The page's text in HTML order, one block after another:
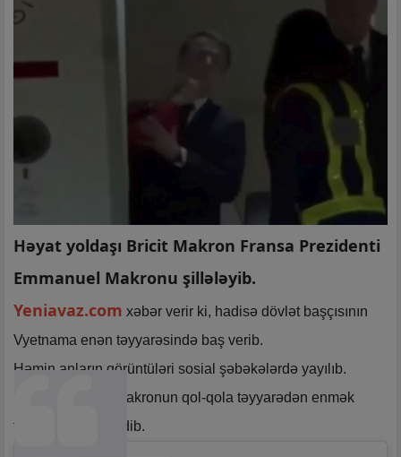
Həyat yoldaşı Bricit Makron Fransa Prezidenti
Emmanuel Makronu şillələyib.
Yeniavaz.com xəbər verir ki, hadisə dövlət başçısının
Vyetnama enən təyyarəsində baş verib.
Həmin anların görüntüləri sosial şəbəkələrdə yayılıb.
Bricit, həmçinin Makronun qol-qola təyyarədən enmək
təklifini də rədd edib.